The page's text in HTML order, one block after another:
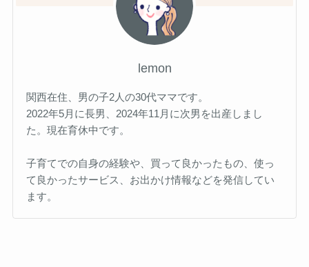
lemon
関西在住、男の子2人の30代ママです。
2022年5月に長男、2024年11月に次男を出産しまし
た。現在育休中です。
子育てでの自身の経験や、買って良かったもの、使っ
て良かったサービス、お出かけ情報などを発信してい
ます。